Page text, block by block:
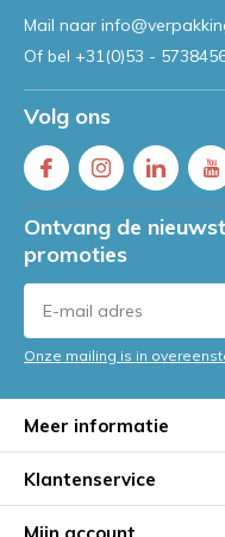
Mail naar
Of bel +31(0)53 -
Volg ons
Ontvang de
promoties
Onze mailing is in
Meer informatie
Klantenservice
Mijn account